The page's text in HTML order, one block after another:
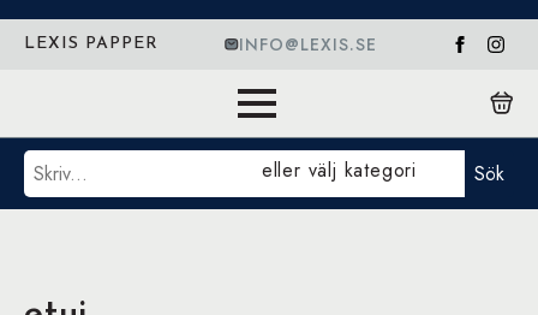
LEXIS PAPPER INFO@LEXIS.SE
Sök eller välj kategori Sök